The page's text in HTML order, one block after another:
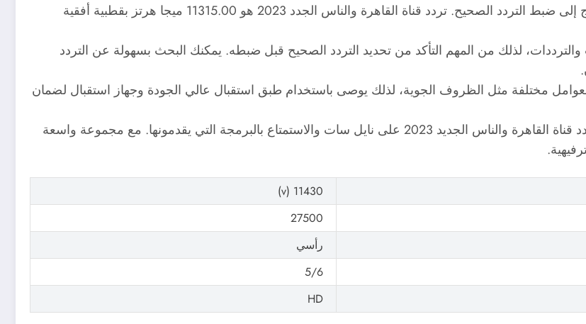
من أجل مشاهدة قناة كايرو ونيو بيبول 2023 على نايل سات، تحتاج إلى ضبط التردد الصحيح. تردد قناة القاهرة والناس الجدد 2023 هو 11315.00 ميجا هرتز بقطبية أفقية
لذلك من المهم التأكد من تحديد التردد الصحيح قبل ضبطه. يمكنك البحث بسهولة عن التردد
بعوامل مختلفة مثل الظروف الجوية، لذلك يوصى باستخدام طبق استقبال عالي الجودة وجهاز استقبال لضمان
بمجرد العثور على التردد المناسب، يمكنك بسهولة الاستماع إلى تردد قناة القاهرة والناس الجديد 2023 على نايل سات والاستمتاع بالبرمجة التي يقدمونها. مع مجموعة واسعة
11430 (v)
27500
رأسي
5/6
HD